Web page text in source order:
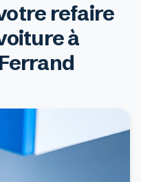
refaire
à